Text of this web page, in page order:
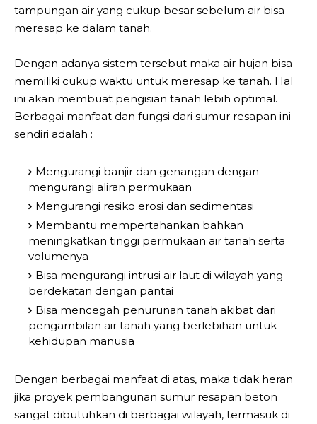
tampungan air yang cukup besar sebelum air bisa
meresap ke dalam tanah.
Dengan adanya sistem tersebut maka air hujan bisa
memiliki cukup waktu untuk meresap ke tanah. Hal
ini akan membuat pengisian tanah lebih optimal.
Berbagai manfaat dan fungsi dari sumur resapan ini
sendiri adalah :
Mengurangi banjir dan genangan dengan
mengurangi aliran permukaan
Mengurangi resiko erosi dan sedimentasi
Membantu mempertahankan bahkan
meningkatkan tinggi permukaan air tanah serta
volumenya
Bisa mengurangi intrusi air laut di wilayah yang
berdekatan dengan pantai
Bisa mencegah penurunan tanah akibat dari
pengambilan air tanah yang berlebihan untuk
kehidupan manusia
Dengan berbagai manfaat di atas, maka tidak heran
jika proyek pembangunan sumur resapan beton
sangat dibutuhkan di berbagai wilayah, termasuk di